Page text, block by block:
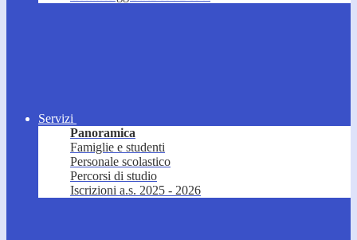
Servizi
Panoramica
Famiglie e studenti
Personale scolastico
Percorsi di studio
Iscrizioni a.s. 2025 - 2026